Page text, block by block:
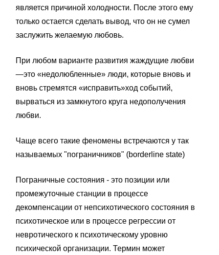
является причиной холодности. После этого ему
только остается сделать вывод, что он не сумел
заслужить желаемую любовь.
При любом варианте развития жаждущие любви
—это «недолюбленные» люди, которые вновь и
вновь стремятся «исправить»ход событий,
вырваться из замкнутого круга недополучения
любви.
Чаще всего такие феномены встречаются у так
называемых "пограничников" (borderline state)
Пограничные состояния - это позиции или
промежуточные станции в процессе
декомпенсации от непсихотического состояния в
психотическое или в процессе регрессии от
невротического к психотическому уровню
психической организации. Термин может